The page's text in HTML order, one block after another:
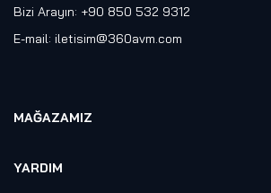
Bizi Arayın: +90 850 532 9312
E-mail: iletisim@360avm.com
MAĞAZAMIZ
VR Ready PC
YARDIM